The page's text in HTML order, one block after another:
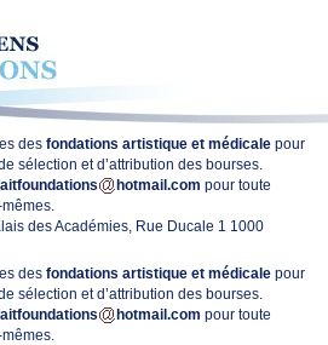
des fondations artistique et médicale pour
sélection et d’attribution des bourses.
hotmail.com pour toute
des Académies, Rue Ducale 1 1000
des fondations artistique et médicale pour
sélection et d’attribution des bourses.
hotmail.com pour toute